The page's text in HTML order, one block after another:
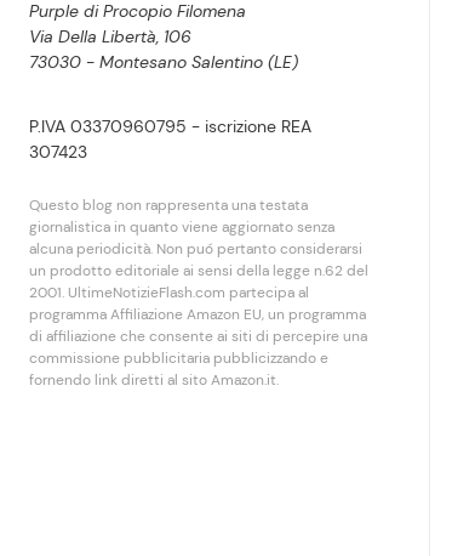
Purple di Procopio Filomena
Via Della Libertà, 106
73030 - Montesano Salentino (LE)
P.IVA 03370960795 - iscrizione REA
307423
Questo blog non rappresenta una testata
giornalistica in quanto viene aggiornato senza
alcuna periodicità. Non puó pertanto considerarsi
un prodotto editoriale ai sensi della legge n.62 del
2001. UltimeNotizieFlash.com partecipa al
programma Affiliazione Amazon EU, un programma
di affiliazione che consente ai siti di percepire una
commissione pubblicitaria pubblicizzando e
fornendo link diretti al sito Amazon.it.